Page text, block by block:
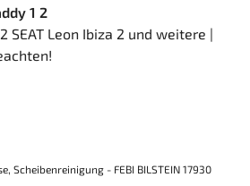
1 2
SEAT Leon Ibiza 2 und weitere |
Scheibenreinigung - FEBI BILSTEIN 17930